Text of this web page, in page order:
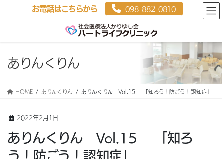
お電話はこちらから 098-882-0810
ありんくりん
HOME ありんくりん ありんくりん Vol.15 「知ろう！防ごう！認知症」
2022年2月1日
ありんくりん Vol.15 「知ろ
う！防ごう！認知症」